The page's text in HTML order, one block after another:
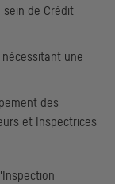
de Crédit
une
des
et Inspectrices